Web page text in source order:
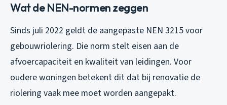
Wat de NEN-normen zeggen
Sinds juli 2022 geldt de aangepaste NEN 3215 voor
gebouwriolering. Die norm stelt eisen aan de
afvoercapaciteit en kwaliteit van leidingen. Voor
oudere woningen betekent dit dat bij renovatie de
riolering vaak mee moet worden aangepakt.